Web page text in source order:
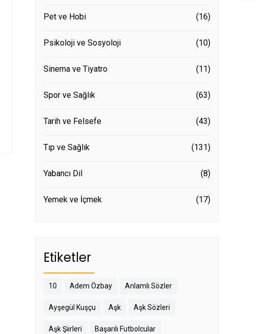
Pet ve Hobi (16)
Psikoloji ve Sosyoloji (10)
Sinema ve Tiyatro (11)
Spor ve Sağlık (63)
Tarih ve Felsefe (43)
Tıp ve Sağlık (131)
Yabancı Dil (8)
Yemek ve İçmek (17)
Etiketler
10 Adem Özbay Anlamlı Sözler
Ayşegül Kuşçu Aşk Aşk Sözleri
Aşk Şiirleri Başarılı Futbolcular